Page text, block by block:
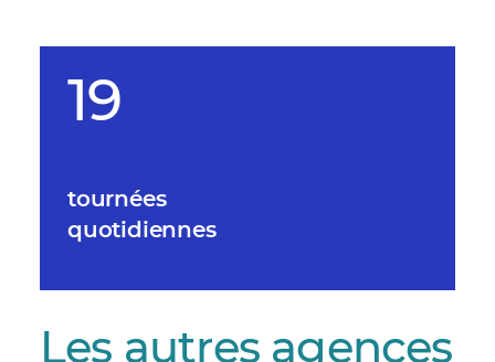
19
tournées
quotidiennes
Les autres agences